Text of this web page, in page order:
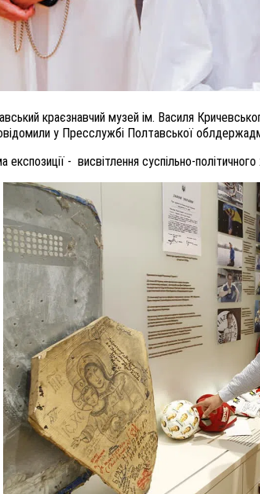
краєзнавчий музей ім. Василя
у Пресслужбі Полтавської
експозиції - висвітлення суспільно-
0